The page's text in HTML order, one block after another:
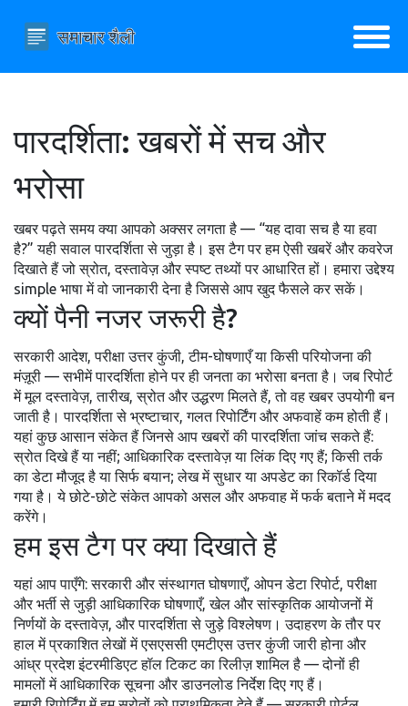
पारदर्शिता: खबरों में सच और
भरोसा
खबर पढ़ते समय क्या आपको अक्सर लगता है — “यह दावा सच है या हवा
है?” यही सवाल पारदर्शिता से जुड़ा है। इस टैग पर हम ऐसी खबरें और कवरेज
दिखाते हैं जो स्रोत, दस्तावेज़ और स्पष्ट तथ्यों पर आधारित हों। हमारा उद्देश्य
simple भाषा में वो जानकारी देना है जिससे आप खुद फैसले कर सकें।
क्यों पैनी नजर जरूरी है?
सरकारी आदेश, परीक्षा उत्तर कुंजी, टीम-घोषणाएँ या किसी परियोजना की
मंज़ूरी — सभीमें पारदर्शिता होने पर ही जनता का भरोसा बनता है। जब रिपोर्ट
में मूल दस्तावेज़, तारीख, स्रोत और उद्धरण मिलते हैं, तो वह खबर उपयोगी बन
जाती है। पारदर्शिता से भ्रष्टाचार, गलत रिपोर्टिंग और अफवाहें कम होती हैं।
यहां कुछ आसान संकेत हैं जिनसे आप खबरों की पारदर्शिता जांच सकते हैं:
स्रोत दिखे हैं या नहीं; आधिकारिक दस्तावेज़ या लिंक दिए गए हैं; किसी तर्क
का डेटा मौजूद है या सिर्फ बयान; लेख में सुधार या अपडेट का रिकॉर्ड दिया
गया है। ये छोटे-छोटे संकेत आपको असल और अफवाह में फर्क बताने में मदद
करेंगे।
हम इस टैग पर क्या दिखाते हैं
यहां आप पाएँगे: सरकारी और संस्थागत घोषणाएँ, ओपन डेटा रिपोर्ट, परीक्षा
और भर्ती से जुड़ी आधिकारिक घोषणाएँ, खेल और सांस्कृतिक आयोजनों में
निर्णयों के दस्तावेज़, और पारदर्शिता से जुड़े विश्लेषण। उदाहरण के तौर पर
हाल में प्रकाशित लेखों में एसएससी एमटीएस उत्तर कुंजी जारी होना और
आंध्र प्रदेश इंटरमीडिएट हॉल टिकट का रिलीज़ शामिल है — दोनों ही
मामलों में आधिकारिक सूचना और डाउनलोड निर्देश दिए गए हैं।